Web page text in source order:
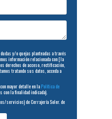
y/o quejas planteadas a través
información relacionada con [la
de acceso, rectificación,
tratando sus datos, acceda a
mayor detalle en la Política de
la finalidad indicada).
servicios) de Cerrajería Soler. de